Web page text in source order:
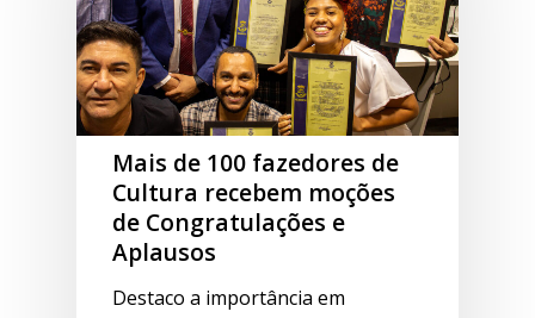
Mais de 100 fazedores de
Cultura recebem moções
de Congratulações e
Aplausos
Destaco a importância em